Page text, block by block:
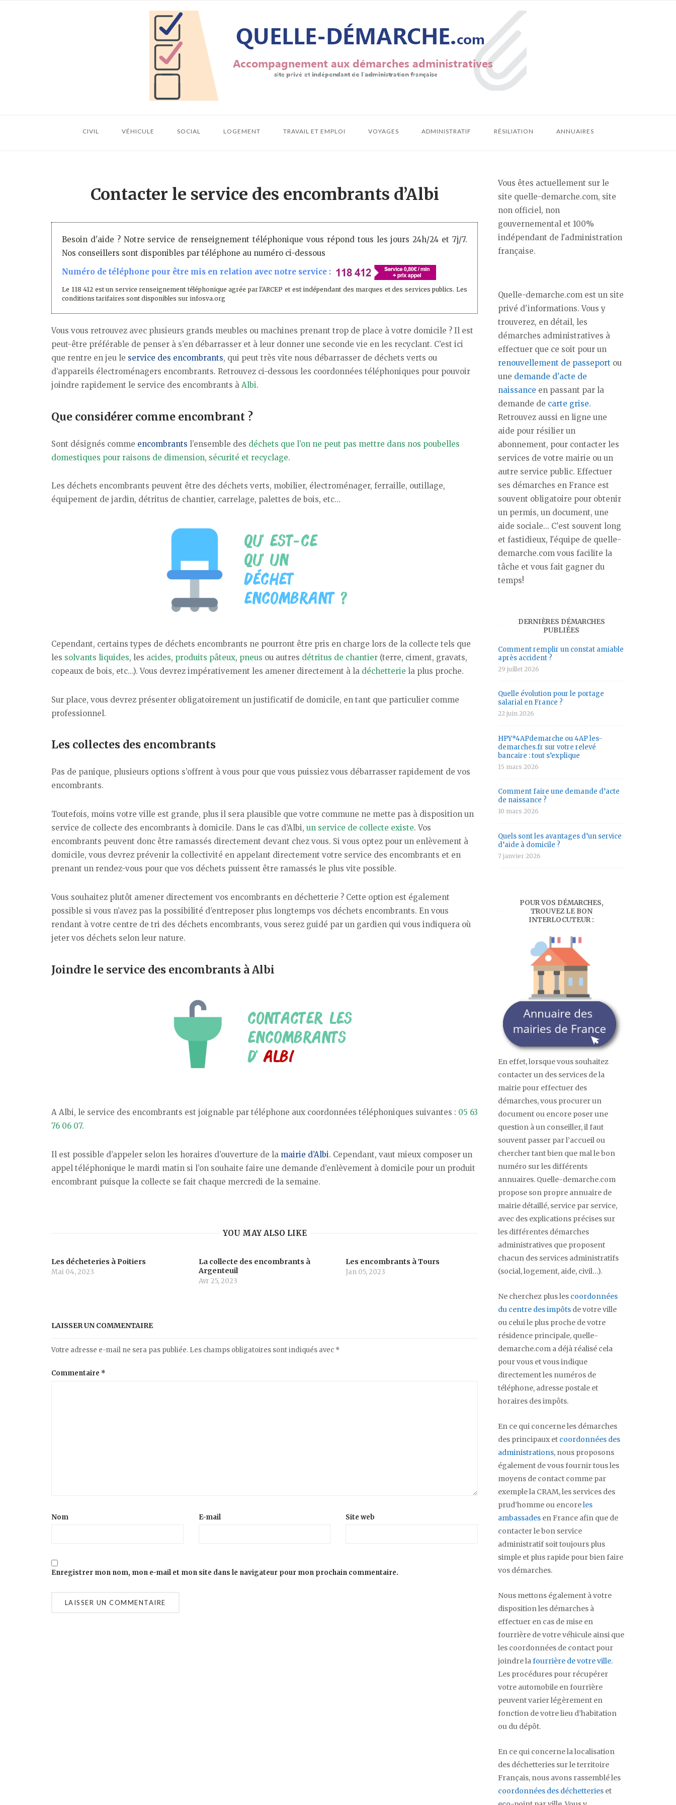
Home
CIVIL VÉHICULE SOCIAL LOGEMENT TRAVAIL ET EMPLOI VOYAGES ADMINISTRATIF RÉSILIATION ANNUAIRES
Contacter le service des encombrants d’Albi
Besoin d'aide ? Notre service de renseignement téléphonique vous répond tous les jours 24h/24 et 7j/7.
Nos conseillers sont disponibles par téléphone au numéro ci-dessous
Numéro de téléphone pour être mis en relation avec notre service :
Le 118 412 est un service renseignement téléphonique agrée par l'ARCEP et est indépendant des marques et des services publics. Les
conditions tarifaires sont disponibles sur infosva.org
Vous vous retrouvez avec plusieurs grands meubles ou machines prenant trop de place à votre domicile ? Il est
peut-être préférable de penser à s’en débarrasser et à leur donner une seconde vie en les recyclant. C’est ici
que rentre en jeu le service des encombrants, qui peut très vite nous débarrasser de déchets verts ou
d’appareils électroménagers encombrants. Retrouvez ci-dessous les coordonnées téléphoniques pour pouvoir
joindre rapidement le service des encombrants à Albi.
Que considérer comme encombrant ?
Sont désignés comme encombrants l’ensemble des déchets que l’on ne peut pas mettre dans nos poubelles
domestiques pour raisons de dimension, sécurité et recyclage.
Les déchets encombrants peuvent être des déchets verts, mobilier, électroménager, ferraille, outillage,
équipement de jardin, détritus de chantier, carrelage, palettes de bois, etc…
Cependant, certains types de déchets encombrants ne pourront être pris en charge lors de la collecte tels que
les solvants liquides, les acides, produits pâteux, pneus ou autres détritus de chantier (terre, ciment, gravats,
copeaux de bois, etc…). Vous devrez impérativement les amener directement à la déchetterie la plus proche.
Sur place, vous devrez présenter obligatoirement un justificatif de domicile, en tant que particulier comme
professionnel.
Les collectes des encombrants
Pas de panique, plusieurs options s’offrent à vous pour que vous puissiez vous débarrasser rapidement de vos
encombrants.
Toutefois, moins votre ville est grande, plus il sera plausible que votre commune ne mette pas à disposition un
service de collecte des encombrants à domicile. Dans le cas d’Albi, un service de collecte existe. Vos
encombrants peuvent donc être ramassés directement devant chez vous. Si vous optez pour un enlèvement à
domicile, vous devrez prévenir la collectivité en appelant directement votre service des encombrants et en
prenant un rendez-vous pour que vos déchets puissent être ramassés le plus vite possible.
Vous souhaitez plutôt amener directement vos encombrants en déchetterie ? Cette option est également
possible si vous n’avez pas la possibilité d’entreposer plus longtemps vos déchets encombrants. En vous
rendant à votre centre de tri des déchets encombrants, vous serez guidé par un gardien qui vous indiquera où
jeter vos déchets selon leur nature.
Joindre le service des encombrants à Albi
A Albi, le service des encombrants est joignable par téléphone aux coordonnées téléphoniques suivantes : 05 63
76 06 07.
Il est possible d’appeler selon les horaires d’ouverture de la mairie d’Albi. Cependant, vaut mieux composer un
appel téléphonique le mardi matin si l’on souhaite faire une demande d’enlèvement à domicile pour un produit
encombrant puisque la collecte se fait chaque mercredi de la semaine.
YOU MAY ALSO LIKE
Les décheteries à Poitiers
Mai 04, 2023
La collecte des encombrants à
Argenteuil
Avr 25, 2023
Les encombrants à Tours
Jan 05, 2023
LAISSER UN COMMENTAIRE
Votre adresse e-mail ne sera pas publiée. Les champs obligatoires sont indiqués avec *
Commentaire *
Nom E-mail Site web
Enregistrer mon nom, mon e-mail et mon site dans le navigateur pour mon prochain commentaire.
Vous êtes actuellement sur le
site quelle-demarche.com, site
non officiel, non
gouvernemental et 100%
indépendant de l'administration
française.
Quelle-demarche.com est un site
privé d'informations. Vous y
trouverez, en détail, les
démarches administratives à
effectuer que ce soit pour un
renouvellement de passeport ou
une demande d'acte de
naissance en passant par la
demande de carte grise.
Retrouvez aussi en ligne une
aide pour résilier un
abonnement, pour contacter les
services de votre mairie ou un
autre service public. Effectuer
ses démarches en France est
souvent obligatoire pour obtenir
un permis, un document, une
aide sociale... C'est souvent long
et fastidieux, l'équipe de quelle-
demarche.com vous facilite la
tâche et vous fait gagner du
temps!
DERNIÈRES DÉMARCHES
PUBLIÉES
Comment remplir un constat amiable
après accident ?
29 juillet 2026
Quelle évolution pour le portage
salarial en France ?
22 juin 2026
HPY*4APdemarche ou 4AP les-
demarches.fr sur votre relevé
bancaire : tout s’explique
15 mars 2026
Comment faire une demande d’acte
de naissance ?
10 mars 2026
Quels sont les avantages d’un service
d’aide à domicile ?
7 janvier 2026
POUR VOS DÉMARCHES,
TROUVEZ LE BON
INTERLOCUTEUR :
En effet, lorsque vous souhaitez
contacter un des services de la
mairie pour effectuer des
démarches, vous procurer un
document ou encore poser une
question à un conseiller, il faut
souvent passer par l’accueil ou
chercher tant bien que mal le bon
numéro sur les différents
annuaires. Quelle-demarche.com
propose son propre annuaire de
mairie détaillé, service par service,
avec des explications précises sur
les différentes démarches
administratives que proposent
chacun des services administratifs
(social, logement, aide, civil…).
Ne cherchez plus les coordonnées
du centre des impôts de votre ville
ou celui le plus proche de votre
résidence principale, quelle-
demarche.com a déjà réalisé cela
pour vous et vous indique
directement les numéros de
téléphone, adresse postale et
horaires des impôts.
En ce qui concerne les démarches
des principaux et coordonnées des
administrations, nous proposons
également de vous fournir tous les
moyens de contact comme par
exemple la CRAM, les services des
prud’homme ou encoreles
ambassades en France afin que de
contacter le bon service
administratif soit toujours plus
simple et plus rapide pour bien faire
vos démarches.
Nous mettons également à votre
disposition les démarches à
effectuer en cas de mise en
fourrière de votre véhicule ainsi que
les coordonnées de contact pour
joindre lafourrière de votre ville.
Les procédures pour récupérer
votre automobile en fourrière
peuvent varier légèrement en
fonction de votre lieu d’habitation
ou du dépôt.
En ce qui concerne la localisation
des déchetteries sur le territoire
Français, nous avons rassemblé les
coordonnées des déchetteries et